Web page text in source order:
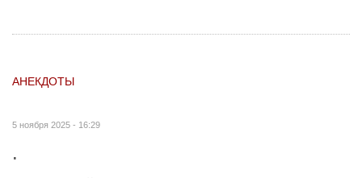
АНЕКДОТЫ
5 ноября 2025 - 16:29
.